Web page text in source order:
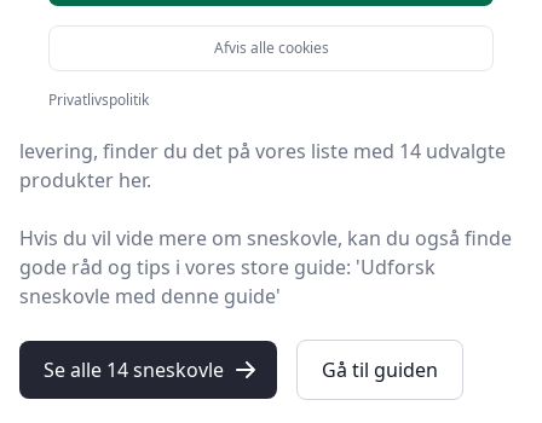
sneskovle på markedet. Vi har nøje udvalgt 14
produkter, så du er sikret kvalitet.
Uanset om du leder efter kvalitet, et prisvenligt
levering, finder du det på vores liste med 14 udvalgte
produkter her.
Hvis du vil vide mere om sneskovle, kan du også finde
gode råd og tips i vores store guide: 'Udforsk
sneskovle med denne guide'
Se alle 14 sneskovle Gå til guiden
Afvis alle cookies
Privatlivspolitik